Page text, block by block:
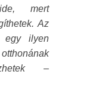
mert
Az
egy ilyen
–